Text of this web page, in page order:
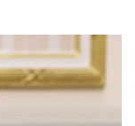
تحركات
حكومية
لحسم
قانون